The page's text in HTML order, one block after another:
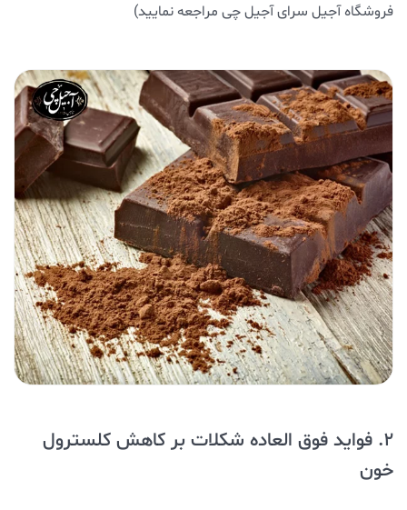
فروشگاه آجیل سرای آجیل چی مراجعه نمایید)
2. فواید فوق العاده شکلات بر کاهش کلسترول
خون